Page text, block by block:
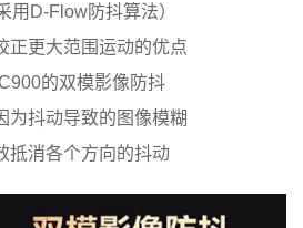
用D-Flow防抖算法）
正更大范围运动的优点
的双模影像防抖
为抖动导致的图像模糊
抵消各个方向的抖动